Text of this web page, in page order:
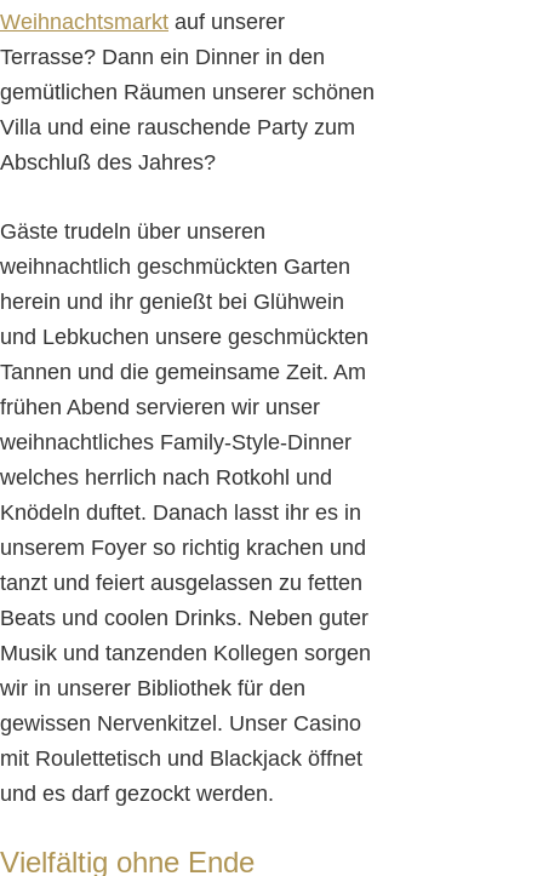
Weihnachtsmarkt auf unserer
Terrasse? Dann ein Dinner in den
gemütlichen Räumen unserer schönen
Villa und eine rauschende Party zum
Abschluß des Jahres?
Gäste trudeln über unseren
weihnachtlich geschmückten Garten
herein und ihr genießt bei Glühwein
und Lebkuchen unsere geschmückten
Tannen und die gemeinsame Zeit. Am
frühen Abend servieren wir unser
weihnachtliches Family-Style-Dinner
welches herrlich nach Rotkohl und
Knödeln duftet. Danach lasst ihr es in
unserem Foyer so richtig krachen und
tanzt und feiert ausgelassen zu fetten
Beats und coolen Drinks. Neben guter
Musik und tanzenden Kollegen sorgen
wir in unserer Bibliothek für den
gewissen Nervenkitzel. Unser Casino
mit Roulettetisch und Blackjack öffnet
und es darf gezockt werden.
Vielfältig ohne Ende